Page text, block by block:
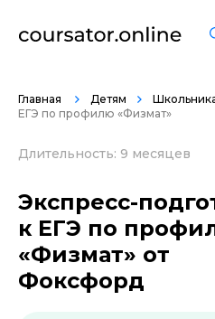
Главная Детям
ЕГЭ по профилю «Физмат»
Длительность: 9 месяцев
Экспресс-
к ЕГЭ по
«Физмат» от
Фоксфорд